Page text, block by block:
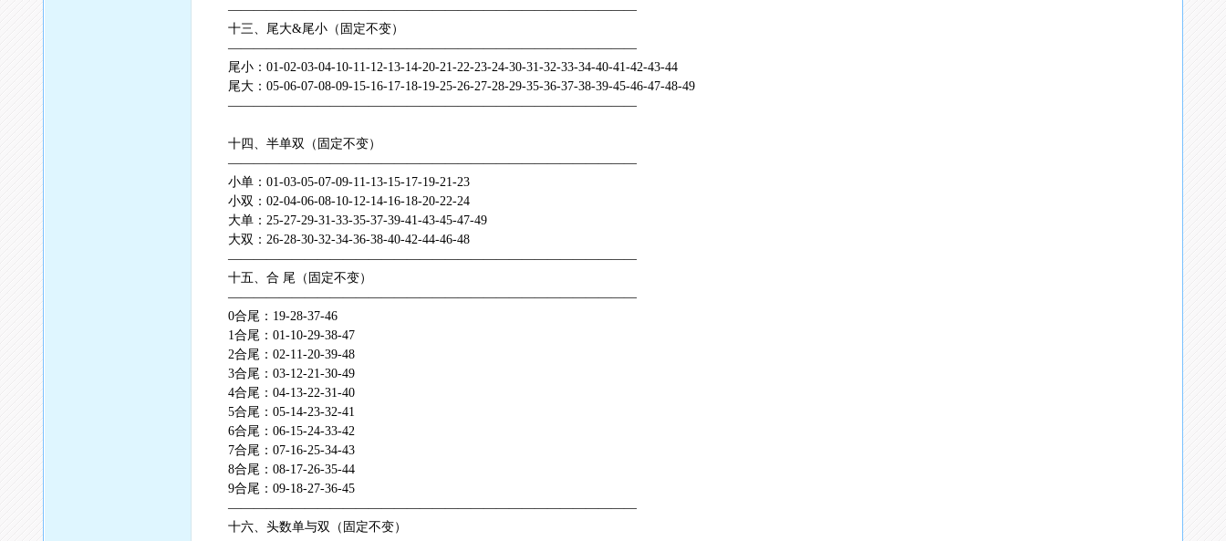
————————————————————————————————
十三、尾大&尾小（固定不变）
————————————————————————————————
尾小：01-02-03-04-10-11-12-13-14-20-21-22-23-24-30-31-32-33-34-40-41-42-43-44
尾大：05-06-07-08-09-15-16-17-18-19-25-26-27-28-29-35-36-37-38-39-45-46-47-48-49
————————————————————————————————
十四、半单双（固定不变）
————————————————————————————————
小单：01-03-05-07-09-11-13-15-17-19-21-23
小双：02-04-06-08-10-12-14-16-18-20-22-24
大单：25-27-29-31-33-35-37-39-41-43-45-47-49
大双：26-28-30-32-34-36-38-40-42-44-46-48
————————————————————————————————
十五、合 尾（固定不变）
————————————————————————————————
0合尾：19-28-37-46
1合尾：01-10-29-38-47
2合尾：02-11-20-39-48
3合尾：03-12-21-30-49
4合尾：04-13-22-31-40
5合尾：05-14-23-32-41
6合尾：06-15-24-33-42
7合尾：07-16-25-34-43
8合尾：08-17-26-35-44
9合尾：09-18-27-36-45
————————————————————————————————
十六、头数单与双（固定不变）